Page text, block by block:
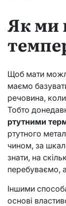
Як ми
Щоб мати
маємо
речовина,
Тобто
ртутними
ртутного
чином, за
знати, на
перебуваємо,
Іншими
основі